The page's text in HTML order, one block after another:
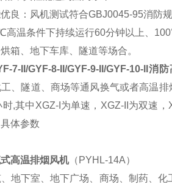
良：风机测试符合GBJ0045-95消防
高温条件下持续运行60分钟以上、
箱、地下车库、隧道等场合。
7-II/GYF-8-II/GYF-9-II/GYF-10-II消
、隧道、商场等通风换气或者高温
,其中XGZ-I为单速，XGZ-II为双速
体参数
高温排烟风机（PYHL-14A）
地下室、地下广场、商场、制药、